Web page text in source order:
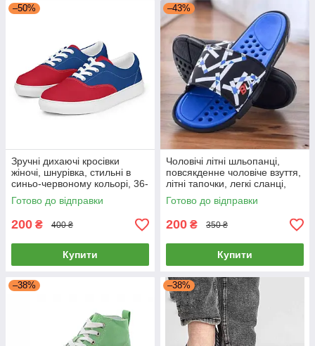
–50%
Зручні дихаючі кросівки
жіночі, шнурівка, стильні в
синьо-червоному кольорі, 36-
41 р.
Готово до відправки
200 ₴ 400 ₴
Купити
–43%
Чоловічі літні шльопанці,
повсякденне чоловіче взуття,
літні тапочки, легкі сланці,
сині, 44
Готово до відправки
200 ₴ 350 ₴
Купити
–38% –38%